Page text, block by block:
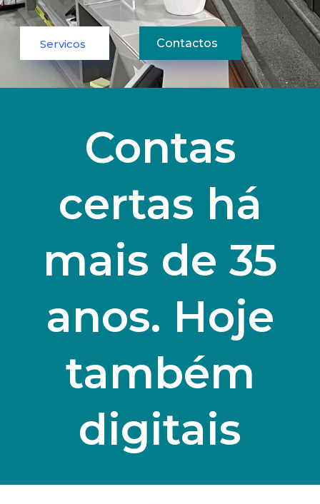
Servicos Contactos
Contas
certas há
mais de 35
anos. Hoje
também
digitais